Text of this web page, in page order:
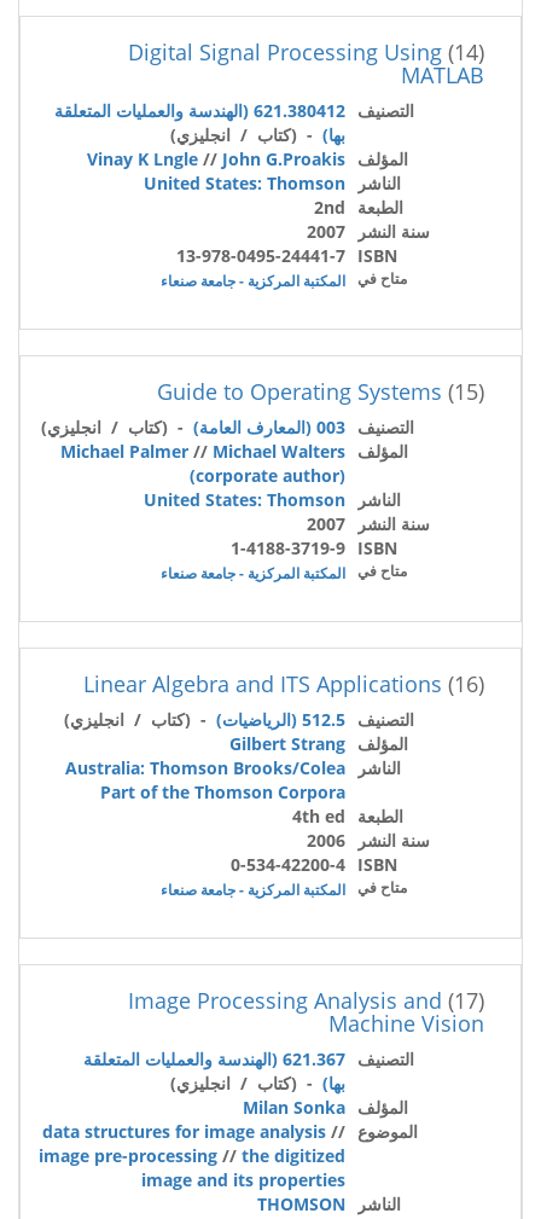
(14)
Digital Signal Processing Using
MATLAB
التصنيف
621.380412 (الهندسة والعمليات المتعلقة
بها) - (كتاب / انجليزي)
المؤلف
Vinay K Lngle // John G.Proakis
الناشر
United States: Thomson
الطبعة
2nd
سنة النشر
2007
ISBN
13-978-0495-24441-7
متاح في المكتبة المركزية - جامعة صنعاء
(15)
Guide to Operating Systems
التصنيف 003 (المعارف العامة)
- (كتاب / انجليزي)
المؤلف
Michael Palmer // Michael Walters
(corporate author)
الناشر
United States: Thomson
سنة النشر
2007
ISBN
1-4188-3719-9
متاح في المكتبة المركزية - جامعة صنعاء
(16)
Linear Algebra and ITS Applications
التصنيف 512.5 (الرياضيات)
- (كتاب / انجليزي)
المؤلف Gilbert Strang
الناشر
Australia: Thomson Brooks/Colea
Part of the Thomson Corpora
الطبعة
4th ed
سنة النشر
2006
ISBN
0-534-42200-4
متاح في المكتبة المركزية - جامعة صنعاء
(17)
Image Processing Analysis and
Machine Vision
التصنيف
621.367 (الهندسة والعمليات المتعلقة
بها) - (كتاب / انجليزي)
المؤلف Milan Sonka
الموضوع
data structures for image analysis //
image pre-processing // the digitized
image and its properties
الناشر
THOMSON